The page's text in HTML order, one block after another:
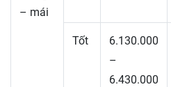
– mái
Tốt
6.130.000
–
6.430.000